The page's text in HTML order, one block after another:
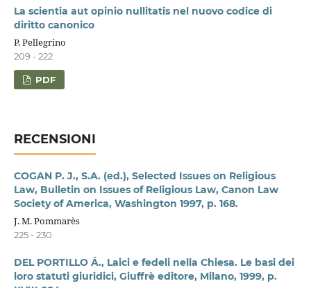
La scientia aut opinio nullitatis nel nuovo codice di
diritto canonico
P. Pellegrino
209 - 222
PDF
RECENSIONI
COGAN P. J., S.A. (ed.), Selected Issues on Religious
Law, Bulletin on Issues of Religious Law, Canon Law
Society of America, Washington 1997, p. 168.
J. M. Pommarès
225 - 230
DEL PORTILLO Á., Laici e fedeli nella Chiesa. Le basi dei
loro statuti giuridici, Giuffrè editore, Milano, 1999, p.